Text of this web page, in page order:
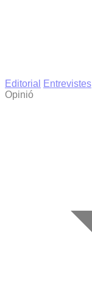
Editorial
Entrevistes
Opinió